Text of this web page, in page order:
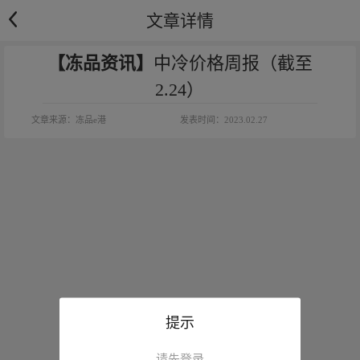
文章详情
【冻品资讯】 中冷价格周报（截至
2.24）
文章来源： 冻品e港 发表时间： 2023.02.27
提示